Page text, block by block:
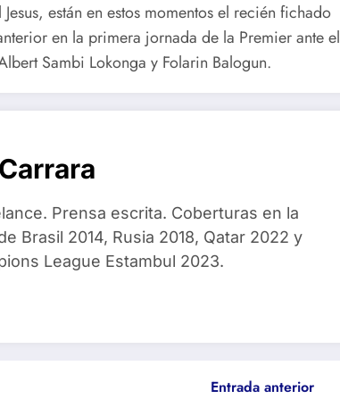
están en estos momentos el recién fichado
en la primera jornada de la Premier ante el
Sambi Lokonga y Folarin Balogun.
Prensa escrita. Coberturas en la
Brasil 2014, Rusia 2018, Qatar 2022 y
League Estambul 2023.
Entrada anterior